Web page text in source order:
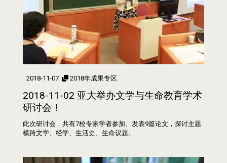
2018-11-07 2018年成果专区
2018-11-02 亚大举办文学与生命教育学术
研讨会！
此次研讨会，共有7校专家学者参加、发表9篇论文，探讨主题
横跨文学、经学、生活史、生命议题。